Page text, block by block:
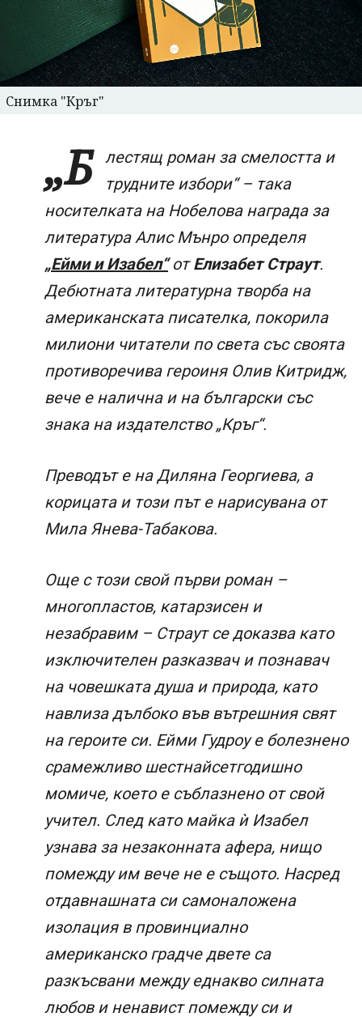
Снимка "Кръг"
„Б
лестящ роман за смелостта и
трудните избори“ – така
носителката на Нобелова награда за
литература Алис Мънро определя
„Ейми и Изабел“отЕлизабет Страут.
Дебютната литературна творба на
американската писателка, покорила
милиони читатели по света със своята
противоречива героиня Олив Китридж,
вече е налична и на български със
знака на издателство „Кръг“.
Преводът е на Диляна Георгиева, а
корицата и този път е нарисувана от
Мила Янева-Табакова.
Още с този свой първи роман –
многопластов, катарзисен и
незабравим – Страут се доказва като
изключителен разказвач и познавач
на човешката душа и природа, като
навлиза дълбоко във вътрешния свят
на героите си. Ейми Гудроу е болезнено
срамежливо шестнайсетгодишно
момиче, което е съблазнено от свой
учител. След като майка ѝ Изабел
узнава за незаконната афера, нищо
помежду им вече не е същото. Насред
отдавнашната си самоналожена
изолация в провинциално
американско градче двете са
разкъсвани между еднакво силната
любов и ненавист помежду си и